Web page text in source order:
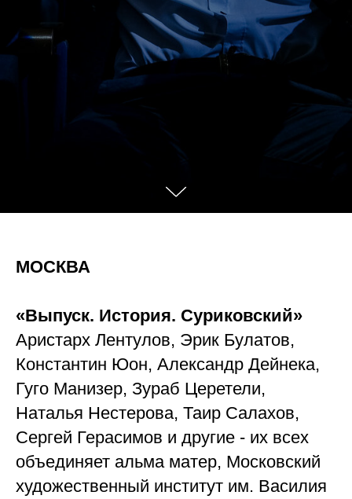
МОСКВА
«Выпуск. История. Суриковский»
Аристарх Лентулов, Эрик Булатов,
Константин Юон, Александр Дейнека,
Гуго Манизер, Зураб Церетели,
Наталья Нестерова, Таир Салахов,
Сергей Герасимов и другие - их всех
объединяет альма матер, Московский
художественный институт им. Василия